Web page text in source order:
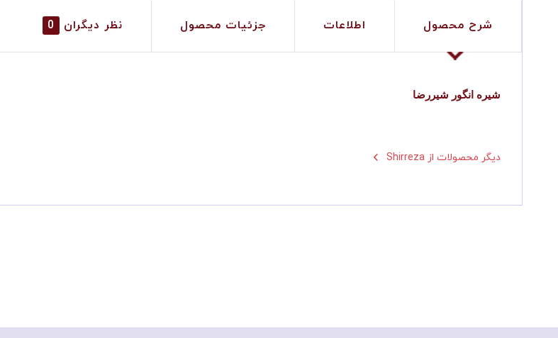
شرح محصول اطلاعات جزئیات محصول نظر دیگران 0
شیره انگور شیررضا
Shirreza دیگر محصولات از